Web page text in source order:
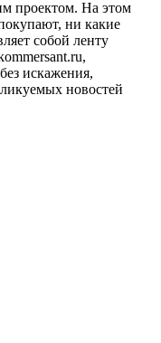
проектом. На этом
ни какие
собой ленту
искажения,
новостей